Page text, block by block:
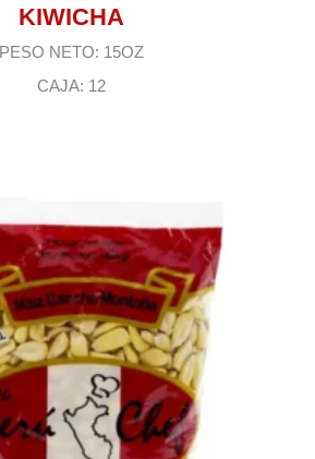
KIWICHA
PESO NETO: 15OZ
CAJA: 12